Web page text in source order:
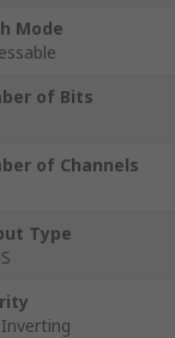
Mode
of Bits
of Channels
Type